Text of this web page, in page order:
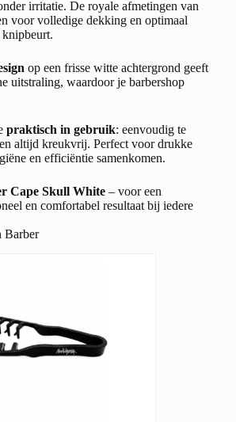
irritatie. De royale afmetingen van
voor volledige dekking en optimaal
op een frisse witte achtergrond geeft
uitstraling, waardoor je barbershop
praktisch in gebruik: eenvoudig te
altijd kreukvrij. Perfect voor drukke
en efficiëntie samenkomen.
Cape Skull White – voor een
en comfortabel resultaat bij iedere
Barber